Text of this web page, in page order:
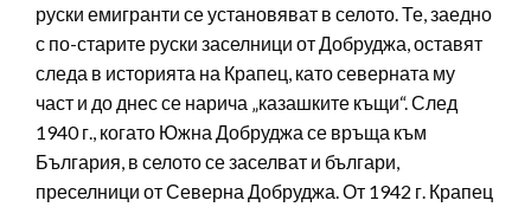
руски емигранти се установяват в селото. Те, заедно
с по-старите руски заселници от Добруджа, оставят
следа в историята на Крапец, като северната му
част и до днес се нарича „казашките къщи“. След
1940 г., когато Южна Добруджа се връща към
България, в селото се заселват и българи,
преселници от Северна Добруджа. От 1942 г. Крапец